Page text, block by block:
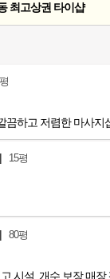
최고상권 타이샵
끔하고 저렴한 마사지
| 15평
| 80평
시설, 개수 보장 매장